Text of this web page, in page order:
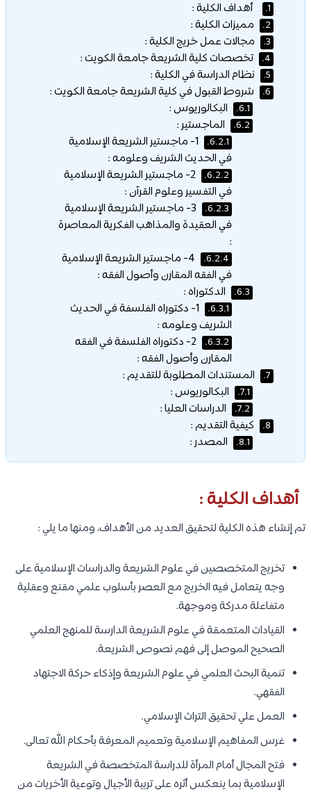
1. أهداف الكلية :
2. مميزات الكلية :
3. مجالات عمل خريج الكلية :
4. تخصصات كلية الشريعة جامعة الكويت :
5. نظام الدراسة في الكلية :
6. شروط القبول في كلية الشريعة جامعة الكويت :
6.1. البكالوريوس :
6.2. الماجستير :
6.2.1.
1- ماجستير الشريعة الإسلامية
في الحديث الشريف وعلومه :
6.2.2.
2- ماجستير الشريعة الإسلامية
في التفسير وعلوم القرآن :
6.2.3.
3- ماجستير الشريعة الإسلامية
في العقيدة والمذاهب الفكرية المعاصرة
:
6.2.4.
4- ماجستير الشريعة الإسلامية
في الفقه المقارن وأصول الفقه :
6.3. الدكتوراه :
6.3.1.
1- دكتوراه الفلسفة في الحديث
الشريف وعلومه :
6.3.2.
2- دكتوراه الفلسفة في الفقه
المقارن وأصول الفقه :
7. المستندات المطلوبة للتقديم :
7.1. البكالوريوس :
7.2. الدراسات العليا :
8. كيفية التقديم :
8.1. المصدر :
أهداف الكلية :
تم إنشاء هذه الكلية لتحقيق العديد من الأهداف، ومنها ما يلي :
تخريج المتخصصين في علوم الشريعة والدراسات الإسلامية على
وجه يتعامل فيه الخريج مع العصر بأسلوب علمي مقنع وعقلية
متفاعلة مدركة وموجهة.
القيادات المتعمقة في علوم الشريعة الدارسة للمنهج العلمي
الصحيح الموصل إلى فهم نصوص الشريعة.
تنمية البحث العلمي في علوم الشريعة وإذكاء حركة الاجتهاد
الفقهي.
العمل علي تحقيق التراث الإسلامي.
غرس المفاهيم الإسلامية وتعميم المعرفة بأحكام الله تعالى.
فتح المجال أمام المرأة للدراسة المتخصصة في الشريعة
الإسلامية بما ينعكس أثره على تربية الأجيال وتوعية الأخريات من